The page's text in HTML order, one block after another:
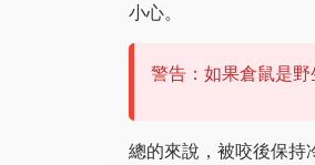
小心。
警告：如果倉鼠是野
總的來說，被咬後保持